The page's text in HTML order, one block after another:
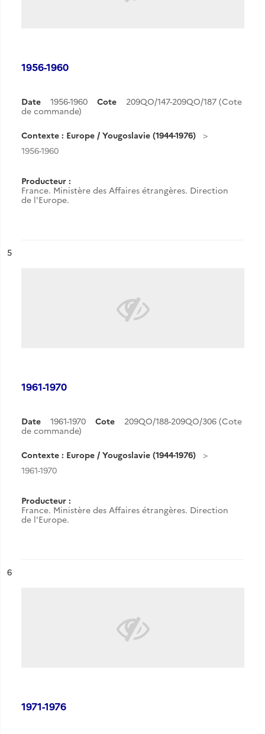
1956-1960
Date 1956-1960 Cote
209QO/147-209QO/187 (Cote
de commande)
Contexte : Europe / Yougoslavie (1944-1976)
1956-1960
Producteur :
France. Ministère des Affaires étrangères. Direction
de l'Europe.
n°
5
1961-1970
Date 1961-1970 Cote
209QO/188-209QO/306 (Cote
de commande)
Contexte : Europe / Yougoslavie (1944-1976)
1961-1970
Producteur :
France. Ministère des Affaires étrangères. Direction
de l'Europe.
n°
6
1971-1976